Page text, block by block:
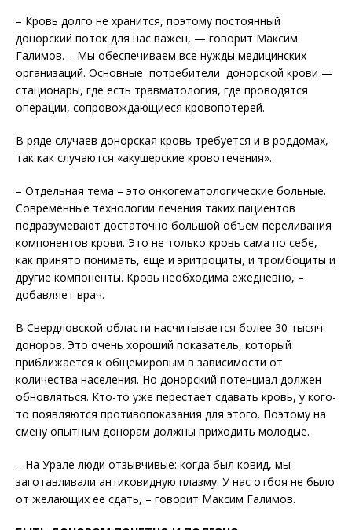
– Кровь долго не хранится, поэтому постоянный
донорский поток для нас важен, — говорит Максим
Галимов. – Мы обеспечиваем все нужды медицинских
организаций. Основные потребители донорской крови —
стационары, где есть травматология, где проводятся
операции, сопровождающиеся кровопотерей.
В ряде случаев донорская кровь требуется и в роддомах,
так как случаются «акушерские кровотечения».
– Отдельная тема – это онкогематологические больные.
Современные технологии лечения таких пациентов
подразумевают достаточно большой объем переливания
компонентов крови. Это не только кровь сама по себе,
как принято понимать, еще и эритроциты, и тромбоциты и
другие компоненты. Кровь необходима ежедневно, –
добавляет врач.
В Свердловской области насчитывается более 30 тысяч
доноров. Это очень хороший показатель, который
приближается к общемировым в зависимости от
количества населения. Но донорский потенциал должен
обновляться. Кто-то уже перестает сдавать кровь, у кого-
то появляются противопоказания для этого. Поэтому на
смену опытным донорам должны приходить молодые.
– На Урале люди отзывчивые: когда был ковид, мы
заготавливали антиковидную плазму. У нас отбоя не было
от желающих ее сдать, – говорит Максим Галимов.